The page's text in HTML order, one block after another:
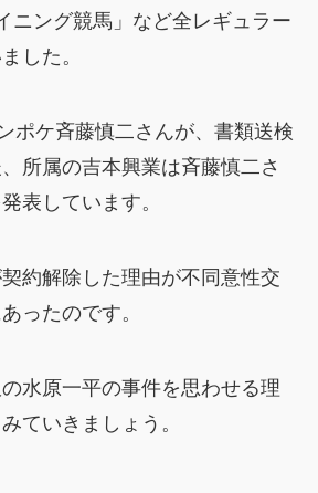
ニング競馬」など全レギュラー
した。
ポケ斉藤慎二さんが、書類送検
所属の吉本興業は斉藤慎二さ
表しています。
約解除した理由が不同意性交
ったのです。
水原一平の事件を思わせる理
ていきましょう。